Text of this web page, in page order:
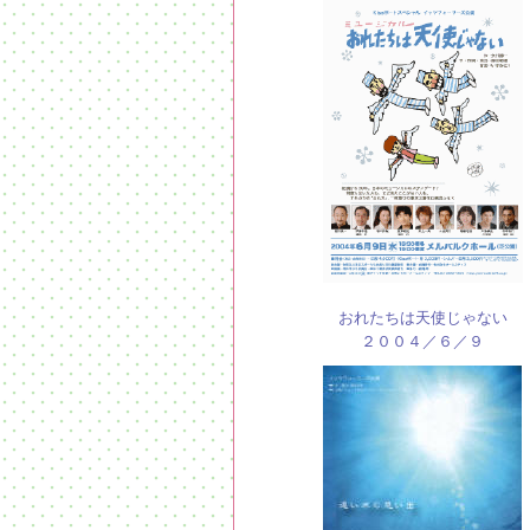
おれたちは天使じゃない
２００４／６／９